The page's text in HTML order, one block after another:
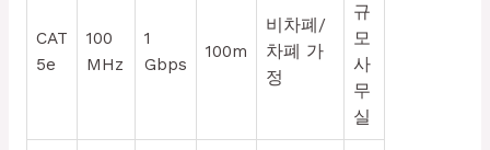
CAT
5e
100
MHz
1
Gbps
100m
비차폐/
차폐 가
정
규
모
사
무
실